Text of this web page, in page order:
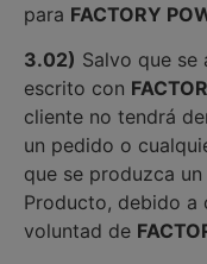
para FACTORY
3.02) Salvo que se
escrito con
cliente no tendrá
un pedido o
que se produzca
Producto, debido a
voluntad de